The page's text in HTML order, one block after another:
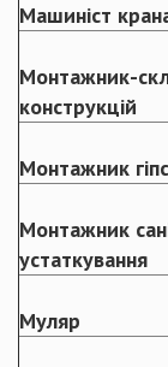
Машиніст
Монтажник-
конструкцій
Монтажник
Монтажник
устаткування
Муляр